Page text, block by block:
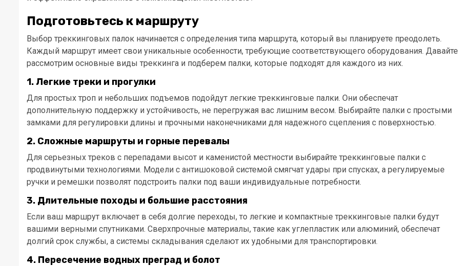
Подготовьтесь к маршруту
Выбор треккинговых палок начинается с определения типа маршрута, который вы планируете преодолеть.
Каждый маршрут имеет свои уникальные особенности, требующие соответствующего оборудования. Давайте
рассмотрим основные виды треккинга и подберем палки, которые подходят для каждого из них.
1. Легкие треки и прогулки
Для простых троп и небольших подъемов подойдут легкие треккинговые палки. Они обеспечат
дополнительную поддержку и устойчивость, не перегружая вас лишним весом. Выбирайте палки с простыми
замками для регулировки длины и прочными наконечниками для надежного сцепления с поверхностью.
2. Сложные маршруты и горные перевалы
Для серьезных треков с перепадами высот и каменистой местности выбирайте треккинговые палки с
продвинутыми технологиями. Модели с антишоковой системой смягчат удары при спусках, а регулируемые
ручки и ремешки позволят подстроить палки под ваши индивидуальные потребности.
3. Длительные походы и большие расстояния
Если ваш маршрут включает в себя долгие переходы, то легкие и компактные треккинговые палки будут
вашими верными спутниками. Сверхпрочные материалы, такие как углепластик или алюминий, обеспечат
долгий срок службы, а системы складывания сделают их удобными для транспортировки.
4. Пересечение водных преград и болот